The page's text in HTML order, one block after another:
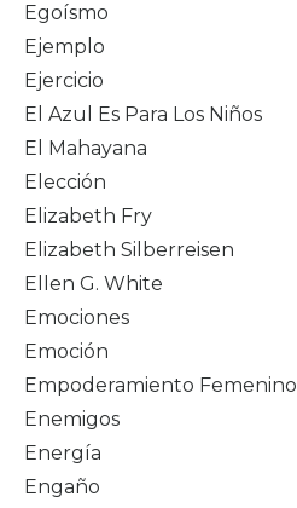
Egoísmo
Ejemplo
Ejercicio
El Azul Es Para Los Niños
El Mahayana
Elección
Elizabeth Fry
Elizabeth Silberreisen
Ellen G. White
Emociones
Emoción
Empoderamiento Femenino
Enemigos
Energía
Engaño